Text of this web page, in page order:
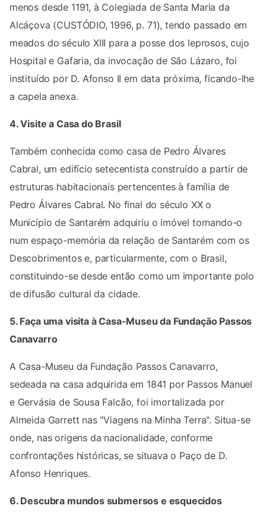
menos desde 1191, à Colegiada de Santa Maria da
Alcáçova (CUSTÓDIO, 1996, p. 71), tendo passado em
meados do século XIII para a posse dos leprosos, cujo
Hospital e Gafaria, da invocação de São Lázaro, foi
instituído por D. Afonso II em data próxima, ficando-lhe
a capela anexa.
4. Visite a Casa do Brasil
Também conhecida como casa de Pedro Álvares
Cabral, um edifício setecentista construído a partir de
estruturas habitacionais pertencentes à família de
Pedro Álvares Cabral. No final do século XX o
Município de Santarém adquiriu o imóvel tornando-o
num espaço-memória da relação de Santarém com os
Descobrimentos e, particularmente, com o Brasil,
constituindo-se desde então como um importante polo
de difusão cultural da cidade.
5. Faça uma visita à Casa-Museu da Fundação Passos
Canavarro
A Casa-Museu da Fundação Passos Canavarro,
sedeada na casa adquirida em 1841 por Passos Manuel
e Gervásia de Sousa Falcão, foi imortalizada por
Almeida Garrett nas "Viagens na Minha Terra". Situa-se
onde, nas origens da nacionalidade, conforme
confrontações históricas, se situava o Paço de D.
Afonso Henriques.
6. Descubra mundos submersos e esquecidos